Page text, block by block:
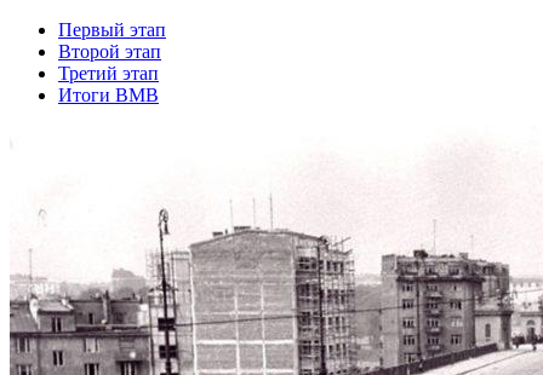
Первый этап
Второй этап
Третий этап
Итоги ВМВ